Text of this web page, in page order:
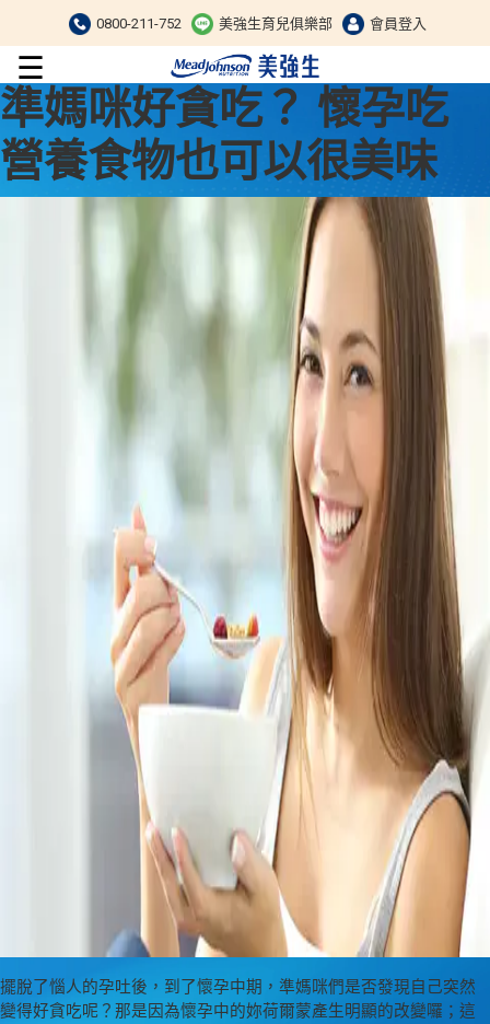
0800-211-752 美強生育兒俱樂部 會員登入
☰
準媽咪好貪吃？ 懷孕吃
營養食物也可以很美味
擺脫了惱人的孕吐後，到了懷孕中期，準媽咪們是否發現自己突然
變得好貪吃呢？那是因為懷孕中的妳荷爾蒙產生明顯的改變囉；這